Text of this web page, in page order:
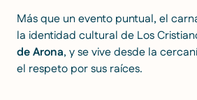
Más que un evento puntual, el
la identidad cultural de Los
de Arona, y se vive desde la
el respeto por sus raíces.